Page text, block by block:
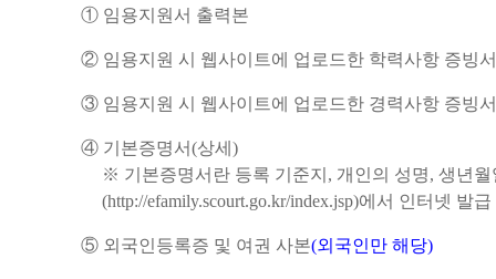
① 임용지원서 출력본
② 임용지원 시 웹사이트에 업로드한 학력사항 증빙
③ 임용지원 시 웹사이트에 업로드한 경력사항 증빙
④ 기본증명서(상세 )
※ 기본증명서란 등록 기준지 , 개인의 성명, 생년월
(http://efamily.scourt.go.kr/index.jsp)에서 인터넷 발
⑤ 외국인등록증 및 여권 사본(외국인만 해당)